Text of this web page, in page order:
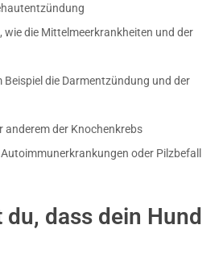
wie die Mittelmeerkrankheiten und der
die Darmentzündung und der
anderem der Knochenkrebs
oder Pilzbefall
dass dein Hund